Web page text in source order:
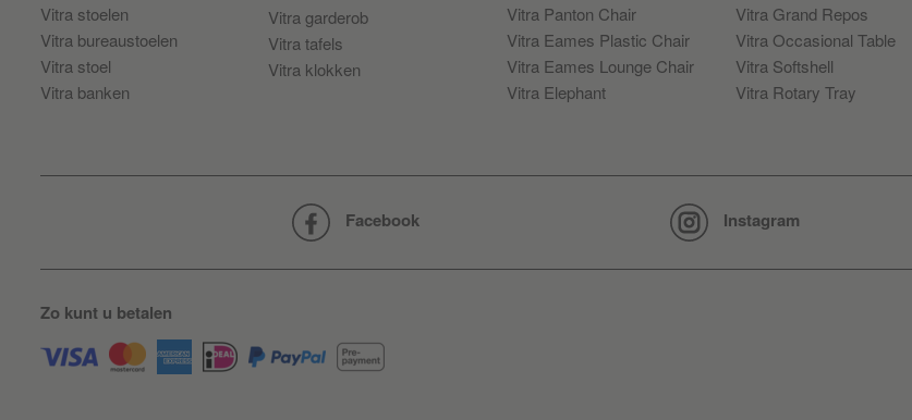
Vitra stoelen
Vitra bureaustoelen
Vitra stoel
Vitra banken
Vitra garderob
Vitra tafels
Vitra klokken
Vitra Panton Chair
Vitra Eames Plastic Chair
Vitra Eames Lounge Chair
Vitra Elephant
Vitra Grand Repos
Vitra Occasional Table
Vitra Softshell
Vitra Rotary Tray
Facebook Instagram
Zo kunt u betalen